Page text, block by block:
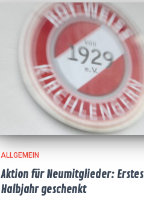
ALLGEMEIN
Aktion für Neumitglieder: Erstes
Halbjahr geschenkt